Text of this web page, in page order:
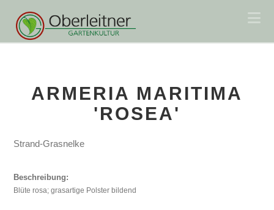
ARMERIA MARITIMA
'ROSEA'
Strand-Grasnelke
Beschreibung:
Blüte rosa; grasartige Polster bildend